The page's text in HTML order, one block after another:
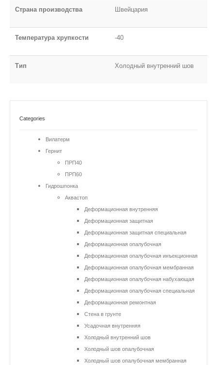
Страна производства Швейцария
Температура хрупкости -40
Тип Холодный внутренний шов
Categories
Вилатерм
Гернит
ПРП40
ПРП60
Гидрошпонка
Аквастоп
Деформационная внутренняя
Деформационная защитная
Деформационная защитная специальная
Деформационная опалубочная
Деформационная опалубочная инъекционная
Деформационная опалубочная мембранная
Деформационная опалубочная набухающая
Деформационная опалубочная специальная
Деформационная ремонтная
Стена в грунте
Усадочная внутренняя
Холодный внутренний шов
Холодный шов опалубочная
Холодный шов опалубочная мембранная